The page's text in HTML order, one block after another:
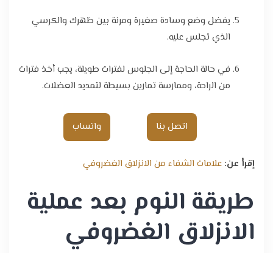
يفضل وضع وسادة صغيرة ومرنة بين ظهرك والكرسي
الذي تجلس عليه.
في حالة الحاجة إلى الجلوس لفترات طويلة، يجب أخذ فترات
من الراحة، وممارسة تمارين بسيطة لتمديد العضلات.
اتصل بنا واتساب
إقرأ عن: علامات الشفاء من الانزلاق الغضروفي
طريقة النوم بعد عملية
الانزلاق الغضروفي